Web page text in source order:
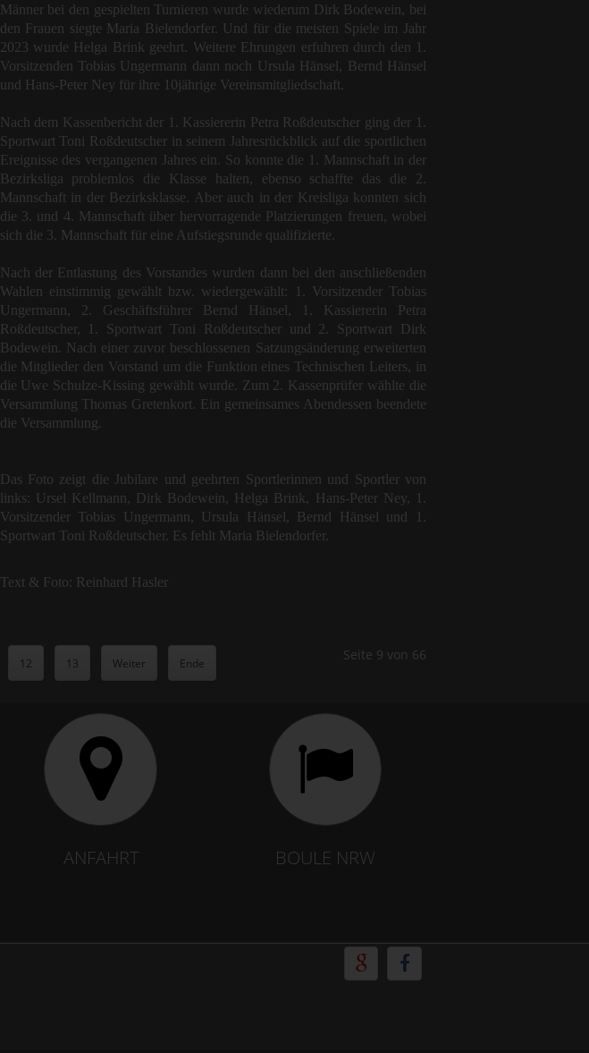
Männer bei den gespielten Turnieren wurde wiederum Dirk Bodewein, bei
den Frauen siegte Maria Bielendorfer. Und für die meisten Spiele im Jahr
2023 wurde Helga Brink geehrt. Weitere Ehrungen erfuhren durch den 1.
Vorsitzenden Tobias Ungermann dann noch Ursula Hänsel, Bernd Hänsel
und Hans-Peter Ney für ihre 10jährige Vereinsmitgliedschaft.
Nach dem Kassenbericht der 1. Kassiererin Petra Roßdeutscher ging der 1.
Sportwart Toni Roßdeutscher in seinem Jahresrückblick auf die sportlichen
Ereignisse des vergangenen Jahres ein. So konnte die 1. Mannschaft in der
Bezirksliga problemlos die Klasse halten, ebenso schaffte das die 2.
Mannschaft in der Bezirksklasse. Aber auch in der Kreisliga konnten sich
die 3. und 4. Mannschaft über hervorragende Platzierungen freuen, wobei
sich die 3. Mannschaft für eine Aufstiegsrunde qualifizierte.
Nach der Entlastung des Vorstandes wurden dann bei den anschließenden
Wahlen einstimmig gewählt bzw. wiedergewählt: 1. Vorsitzender Tobias
Ungermann, 2. Geschäftsführer Bernd Hänsel, 1. Kassiererin Petra
Roßdeutscher, 1. Sportwart Toni Roßdeutscher und 2. Sportwart Dirk
Bodewein. Nach einer zuvor beschlossenen Satzungsänderung erweiterten
die Mitglieder den Vorstand um die Funktion eines Technischen Leiters, in
die Uwe Schulze-Kissing gewählt wurde. Zum 2. Kassenprüfer wählte die
Versammlung Thomas Gretenkort. Ein gemeinsames Abendessen beendete
die Versammlung.
Das Foto zeigt die Jubilare und geehrten Sportlerinnen und Sportler von
links: Ursel Kellmann, Dirk Bodewein, Helga Brink, Hans-Peter Ney, 1.
Vorsitzender Tobias Ungermann, Ursula Hänsel, Bernd Hänsel und 1.
Sportwart Toni Roßdeutscher. Es fehlt Maria Bielendorfer.
Text & Foto: Reinhard Hasler
Seite 9 von 66
12 13 Weiter Ende
ANFAHRT BOULE NRW